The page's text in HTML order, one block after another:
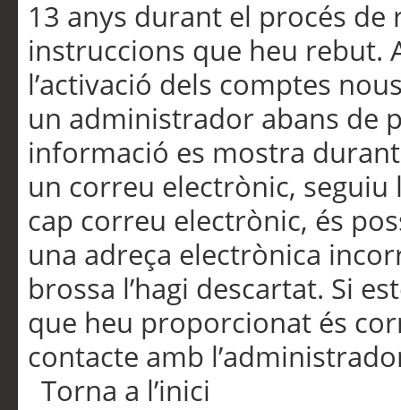
13 anys durant el procés de
instruccions que heu rebut.
l’activació dels comptes
un administrador abans de
informació es mostra
un correu electrònic,
cap correu electrònic, és
una adreça electrònica
brossa l’hagi descartat. Si
que heu proporcionat és
contacte amb
Torna a l’inici